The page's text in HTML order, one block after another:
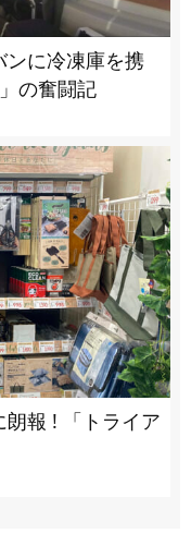
に冷凍庫を携
の奮闘記
ライア